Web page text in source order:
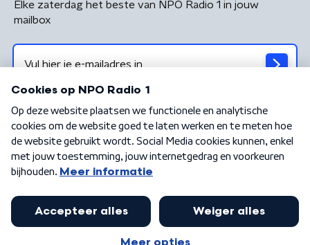
Elke zaterdag het beste van NPO Radio 1 in jouw
mailbox
Algemene voorwaarden